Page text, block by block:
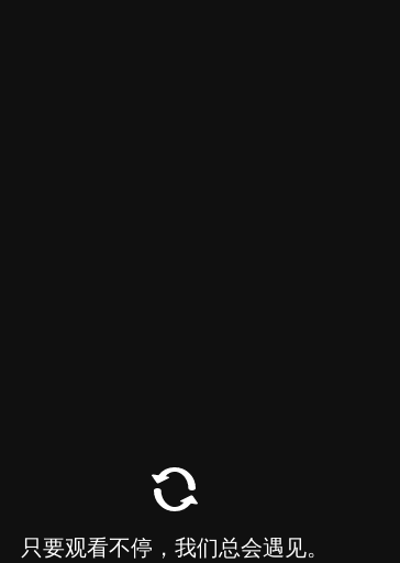
只要观看不停，我们总会遇见。